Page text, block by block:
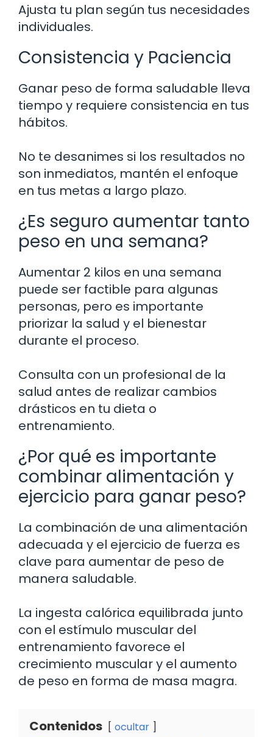
Ajusta tu plan según tus necesidades
individuales.
Consistencia y Paciencia
Ganar peso de forma saludable lleva
tiempo y requiere consistencia en tus
hábitos.
No te desanimes si los resultados no
son inmediatos, mantén el enfoque
en tus metas a largo plazo.
¿Es seguro aumentar tanto
peso en una semana?
Aumentar 2 kilos en una semana
puede ser factible para algunas
personas, pero es importante
priorizar la salud y el bienestar
durante el proceso.
Consulta con un profesional de la
salud antes de realizar cambios
drásticos en tu dieta o
entrenamiento.
¿Por qué es importante
combinar alimentación y
ejercicio para ganar peso?
La combinación de una alimentación
adecuada y el ejercicio de fuerza es
clave para aumentar de peso de
manera saludable.
La ingesta calórica equilibrada junto
con el estímulo muscular del
entrenamiento favorece el
crecimiento muscular y el aumento
de peso en forma de masa magra.
Contenidos ocultar